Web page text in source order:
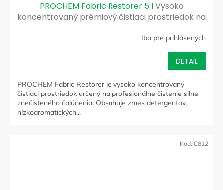
PROCHEM Fabric Restorer 5 lVysoko
koncentrovaný prémiový čistiaci prostriedok na
Iba pre prihlásených
DETAIL
PROCHEM Fabric Restorer je vysoko koncentrovaný
čistiaci prostriedok určený na profesionálne čistenie silne
znečisteného čalúnenia. Obsahuje zmes detergentov,
nízkoaromatických...
Kód: C812